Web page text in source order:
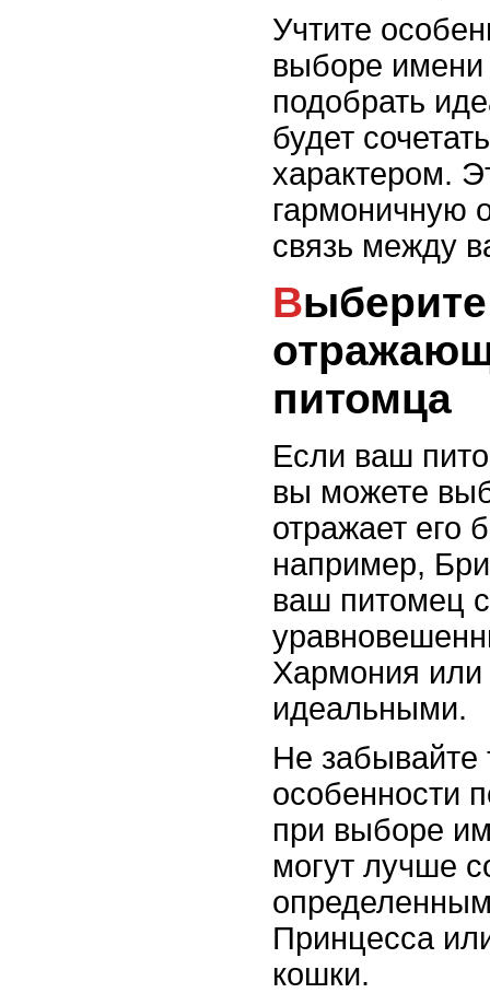
Учтите
выборе
подобрать
будет
характером.
гармоничную
связь между
Выберите имя,
питомца
Если ваш
вы можете
отражает его
например,
ваш питомец
Хармония или
идеальными.
Не забывайте
особенности
при выборе
могут лучше
Принцесса
кошки.